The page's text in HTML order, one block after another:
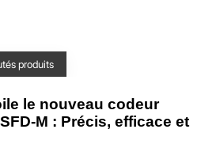
produits
le nouveau codeur
M : Précis, efficace et